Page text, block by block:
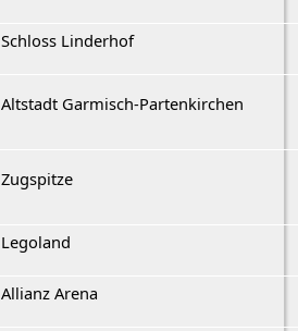
Schloss Linderhof
Altstadt Garmisch-Partenkirchen
Zugspitze
Legoland
Allianz Arena